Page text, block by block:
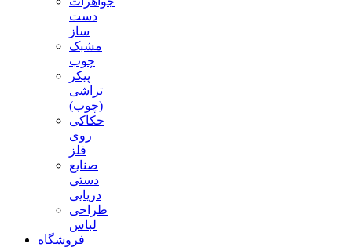
دست
ساز
مشبک
چوب
پیکر
تراشی
(چوب)
حکاکی
روی
فلز
صنایع
دستی
دریایی
طراحی
لباس
فروشگاه